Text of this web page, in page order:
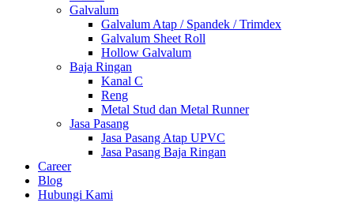
Galvalum
Galvalum Atap / Spandek / Trimdex
Galvalum Sheet Roll
Hollow Galvalum
Baja Ringan
Kanal C
Reng
Metal Stud dan Metal Runner
Jasa Pasang
Jasa Pasang Atap UPVC
Jasa Pasang Baja Ringan
Career
Blog
Hubungi Kami